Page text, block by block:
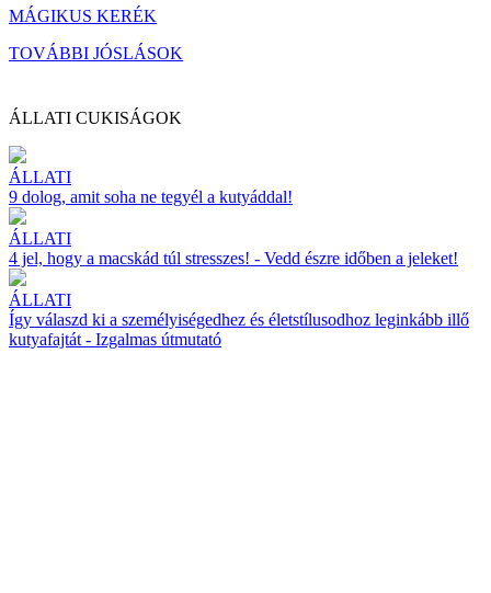
MÁGIKUS KERÉK
TOVÁBBI JÓSLÁSOK
ÁLLATI CUKISÁGOK
ÁLLATI
9 dolog, amit soha ne tegyél a kutyáddal!
ÁLLATI
4 jel, hogy a macskád túl stresszes! - Vedd észre időben a jeleket!
ÁLLATI
Így válaszd ki a személyiségedhez és életstílusodhoz leginkább illő
kutyafajtát - Izgalmas útmutató